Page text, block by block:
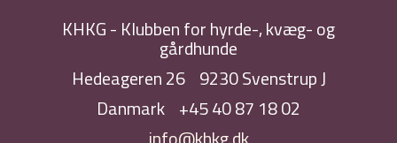
KHKG - Klubben for hyrde-, kvæg- og
gårdhunde
Hedeageren 26 9230 Svenstrup J
Danmark +45 40 87 18 02